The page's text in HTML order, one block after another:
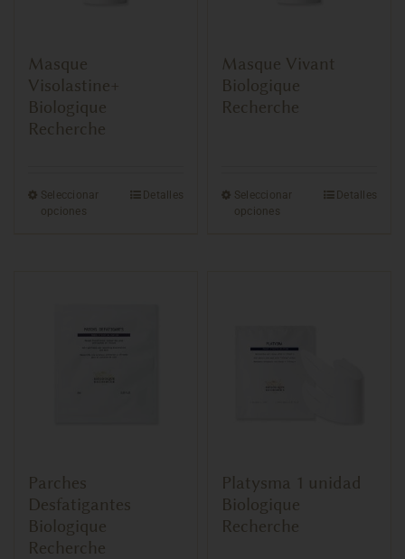
Masque
Visolastine+
Biologique
Recherche
Seleccionar
opciones
Detalles
Masque Vivant
Biologique
Recherche
Seleccionar
opciones
Detalles
Parches
Desfatigantes
Biologique
Recherche
Platysma 1 unidad
Biologique
Recherche